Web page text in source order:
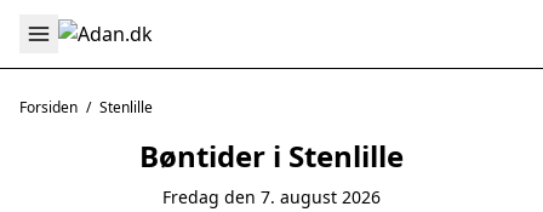
Forsiden / Stenlille
Bøntider i Stenlille
Fredag den 7. august 2026